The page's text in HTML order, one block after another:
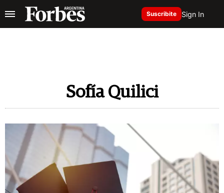
Suscribite Sign In
Sofía Quilici